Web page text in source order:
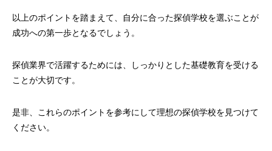
以上のポイントを踏まえて、自分に合った探偵学校を選ぶことが
成功への第一歩となるでしょう。
探偵業界で活躍するためには、しっかりとした基礎教育を受ける
ことが大切です。
是非、これらのポイントを参考にして理想の探偵学校を見つけて
ください。